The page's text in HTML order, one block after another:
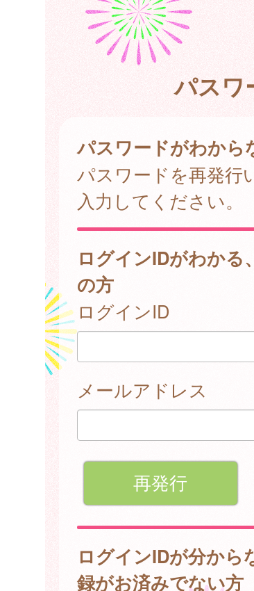
パスワ
パスワードがわから
パスワードを再発行
入力してください。
ログインIDがわかる
の方
ログインID
メールアドレス
ログインIDが分か
録がお済みでない方